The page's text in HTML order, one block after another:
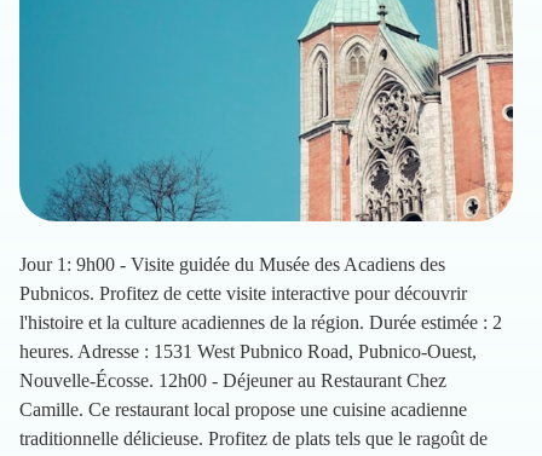
Jour 1: 9h00 - Visite guidée du Musée des Acadiens des
Pubnicos. Profitez de cette visite interactive pour découvrir
l'histoire et la culture acadiennes de la région. Durée estimée : 2
heures. Adresse : 1531 West Pubnico Road, Pubnico-Ouest,
Nouvelle-Écosse. 12h00 - Déjeuner au Restaurant Chez
Camille. Ce restaurant local propose une cuisine acadienne
traditionnelle délicieuse. Profitez de plats tels que le ragoût de